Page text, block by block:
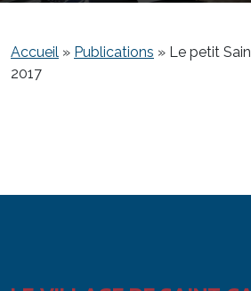
Accueil » Publications » Le petit
2017